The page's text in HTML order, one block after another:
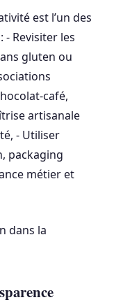
est l’un des
Revisiter les
gluten ou
café,
artisanale
- Utiliser
packaging
métier et
dans la